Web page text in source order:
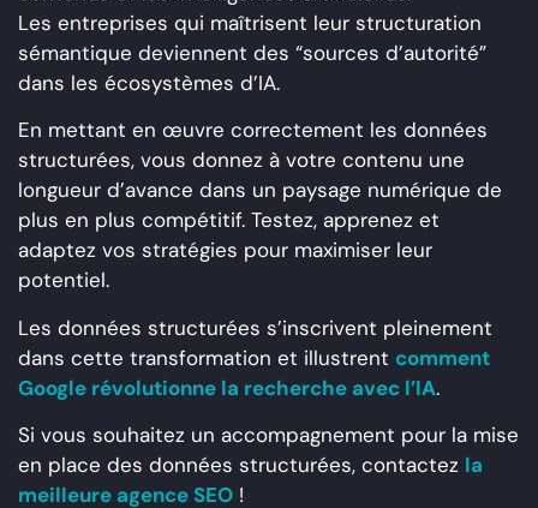
Les entreprises qui maîtrisent leur structuration
sémantique deviennent des “sources d’autorité”
dans les écosystèmes d’IA.
En mettant en œuvre correctement les données
structurées, vous donnez à votre contenu une
longueur d’avance dans un paysage numérique de
plus en plus compétitif. Testez, apprenez et
adaptez vos stratégies pour maximiser leur
potentiel.
Les données structurées s’inscrivent pleinement
dans cette transformation et illustrent comment
Google révolutionne la recherche avec l’IA.
Si vous souhaitez un accompagnement pour la mise
en place des données structurées, contactez la
meilleure agence SEO !